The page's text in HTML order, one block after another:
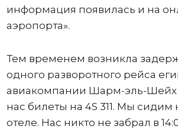
информация появилась и на
аэропорта».
Тем временем возникла
одного разворотного рейса
авиакомпании Шарм-эль-Шейх
нас билеты на 4S 311. Мы
отеле. Нас никто не забрал в